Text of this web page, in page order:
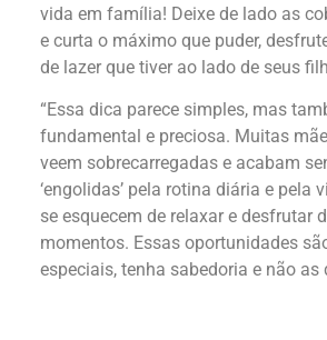
vida em família! Deixe de lado as
e curta o máximo que puder,
de lazer que tiver ao lado de seus
“Essa dica parece simples, mas
fundamental e preciosa. Muitas
veem sobrecarregadas e acabam
‘engolidas’ pela rotina diária e pela
se esquecem de relaxar e desfrutar
momentos. Essas oportunidades
especiais, tenha sabedoria e não as